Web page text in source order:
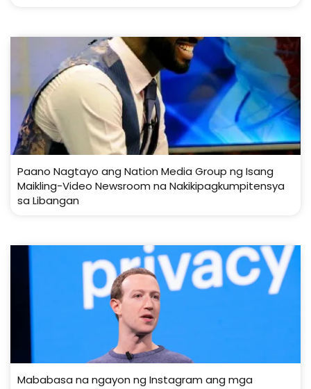
Paano Nagtayo ang Nation Media Group ng Isang
Maikling-Video Newsroom na Nakikipagkumpitensya
sa Libangan
Mababasa na ngayon ng Instagram ang mga